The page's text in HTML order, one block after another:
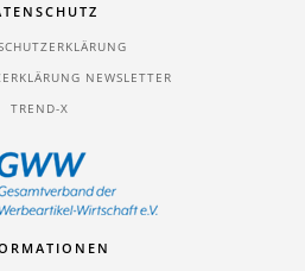
NEWSLETTER
TREND-X